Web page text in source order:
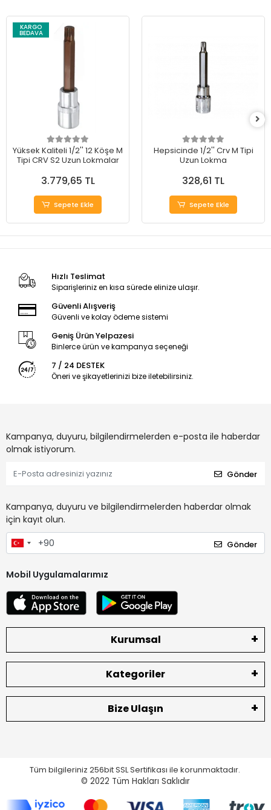
KARGO
BEDAVA
Yüksek Kaliteli 1/2'' 12 Köşe M
Tipi CRV S2 Uzun Lokmalar
3.779,65 TL
Sepete Ekle
Hepsicinde 1/2'' Crv M Tipi
Uzun Lokma
328,61 TL
Sepete Ekle
Hızlı Teslimat
Siparişleriniz en kısa sürede elinize ulaşır.
Güvenli Alışveriş
Güvenli ve kolay ödeme sistemi
Geniş Ürün Yelpazesi
Binlerce ürün ve kampanya seçeneği
7 / 24 DESTEK
Öneri ve şikayetlerinizi bize iletebilirsiniz.
Kampanya, duyuru, bilgilendirmelerden e-posta ile haberdar
olmak istiyorum.
Gönder
Kampanya, duyuru ve bilgilendirmelerden haberdar olmak
için kayıt olun.
Gönder
Mobil Uygulamalarımız
Kurumsal
Kategoriler
Bize Ulaşın
Tüm bilgileriniz 256bit SSL Sertifikası ile korunmaktadır.
© 2022 Tüm Hakları Saklıdır